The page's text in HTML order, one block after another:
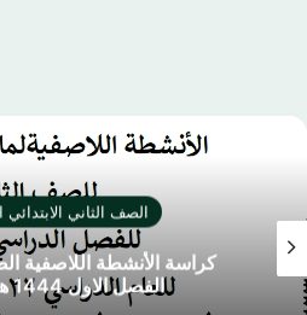
الصف الثاني
كراسة الأنشطة اللاصفية
الفصل الاول 1444 هـ / 2023 م